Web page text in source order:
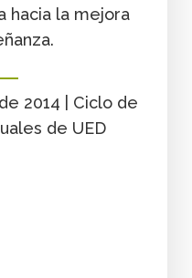
hacia la mejora
2014 | Ciclo de
de UED